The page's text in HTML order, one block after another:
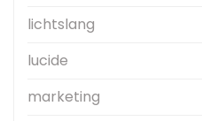
lichtslang
lucide
marketing